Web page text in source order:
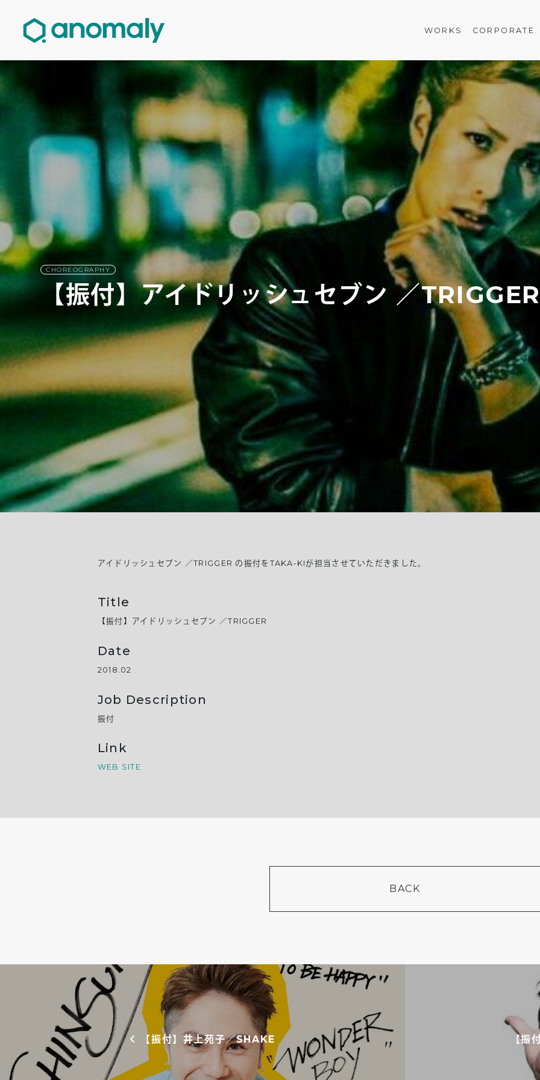
WORKS CORPORATE
CHOREOGRAPHY
【振付】アイドリッシュセブン ／TRIGGER
アイドリッシュセブン ／TRIGGER の振付をTAKA-KIが担当させていただきました。
Title
【振付】アイドリッシュセブン ／TRIGGER
Date
2018.02
Job Description
振付
Link
WEB SITE
BACK
投稿ナビゲーション
【振付】井上苑子／SHAKE 【